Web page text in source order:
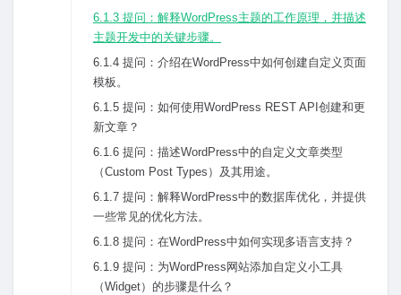
6.1.3 提问：解释WordPress主题的⼯作原理，并描述
主题开发中的关键步骤。
6.1.4 提问：介绍在WordPress中如何创建⾃定义页⾯
模板。
6.1.5 提问：如何使⽤WordPress REST API创建和更
新⽂章？
6.1.6 提问：描述WordPress中的⾃定义⽂章类型
（Custom Post Types）及其⽤途。
6.1.7 提问：解释WordPress中的数据库优化，并提供
⼀些常见的优化⽅法。
6.1.8 提问：在WordPress中如何实现多语⾔⽀持？
6.1.9 提问：为WordPress⽹站添加⾃定义⼩⼯具
（Widget）的步骤是什么？